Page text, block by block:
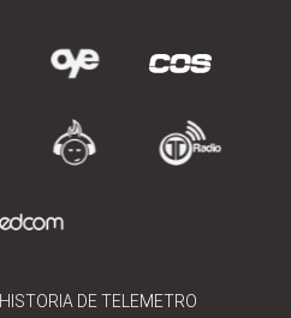
HISTORIA DE TELEMETRO